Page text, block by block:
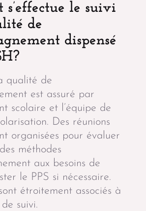
s’effectue le suivi
de
dispensé
qualité de
est assuré par
scolaire et l’équipe de
Des réunions
organisées pour évaluer
méthodes
aux besoins de
le PPS si nécessaire.
étroitement associés à
suivi.